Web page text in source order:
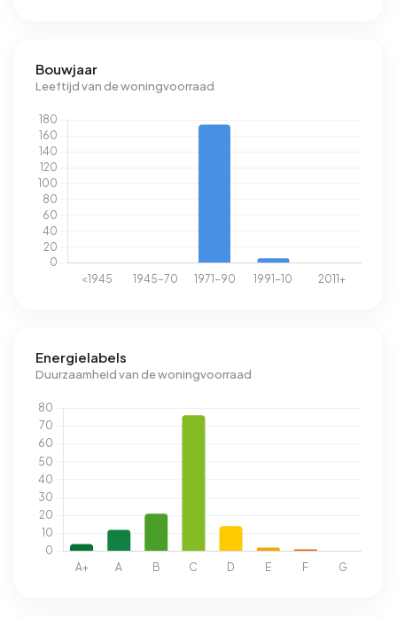
Bouwjaar
Leeftijd van de woningvoorraad
Energielabels
Duurzaamheid van de woningvoorraad